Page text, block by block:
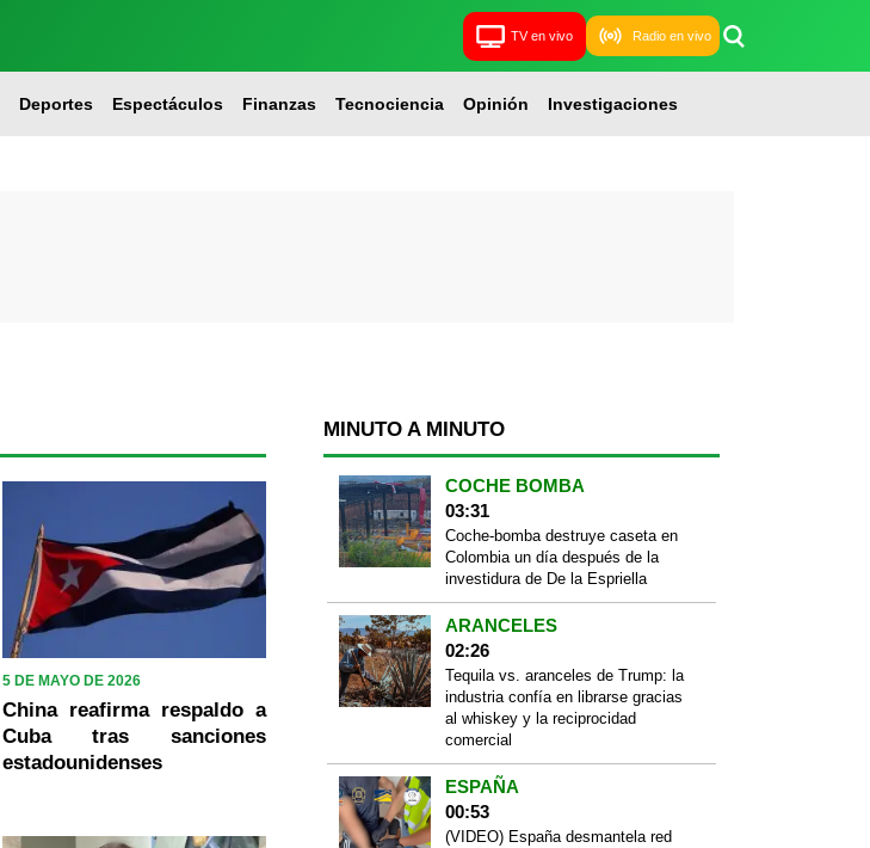
TV en vivo Radio en vivo
Deportes Espectáculos Finanzas Tecnociencia Opinión Investigaciones
5 DE MAYO DE 2026
China reafirma respaldo a
Cuba tras sanciones
estadounidenses
MINUTO A MINUTO
COCHE BOMBA
03:31
Coche-bomba destruye caseta en
Colombia un día después de la
investidura de De la Espriella
ARANCELES
02:26
Tequila vs. aranceles de Trump: la
industria confía en librarse gracias
al whiskey y la reciprocidad
comercial
ESPAÑA
00:53
(VIDEO) España desmantela red